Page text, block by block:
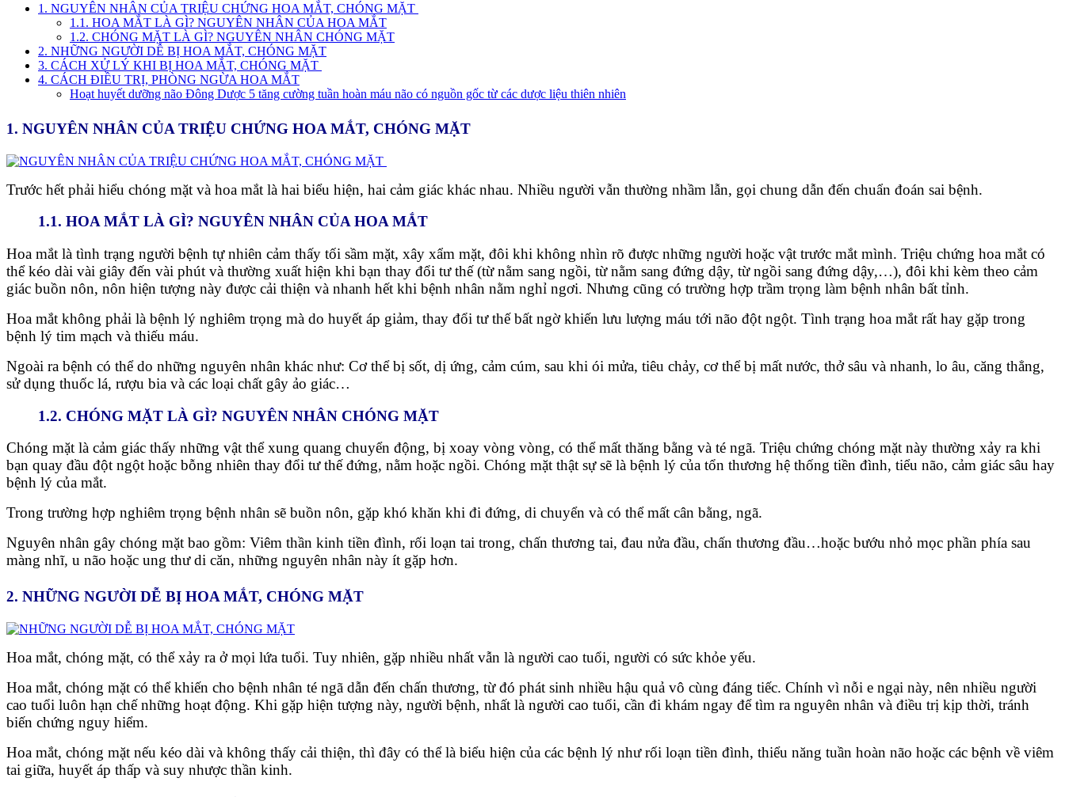
1. NGUYÊN NHÂN CỦA TRIỆU CHỨNG HOA MẮT, CHÓNG MẶT
1.1. HOA MẮT LÀ GÌ? NGUYÊN NHÂN CỦA HOA MẮT
1.2. CHÓNG MẶT LÀ GÌ? NGUYÊN NHÂN CHÓNG MẶT
2. NHỮNG NGƯỜI DỄ BỊ HOA MẮT, CHÓNG MẶT
3. CÁCH XỬ LÝ KHI BỊ HOA MẮT, CHÓNG MẶT
4. CÁCH ĐIỀU TRỊ, PHÒNG NGỪA HOA MẮT
Hoạt huyết dưỡng não Đông Dược 5 tăng cường tuần hoàn máu não có nguồn gốc từ các dược liệu thiên nhiên
1. NGUYÊN NHÂN CỦA TRIỆU CHỨNG HOA MẮT, CHÓNG MẶT
Trước hết phải hiểu chóng mặt và hoa mắt là hai biểu hiện, hai cảm giác khác nhau. Nhiều người vẫn thường nhầm lẫn, gọi chung dẫn đến chuẩn đoán sai bệnh.
1.1. HOA MẮT LÀ GÌ? NGUYÊN NHÂN CỦA HOA MẮT
Hoa mắt là tình trạng người bệnh tự nhiên cảm thấy tối sầm mặt, xây xẩm mặt, đôi khi không nhìn rõ được những người hoặc vật trước mắt mình. Triệu chứng hoa mắt có
thể kéo dài vài giây đến vài phút và thường xuất hiện khi bạn thay đổi tư thế (từ nằm sang ngồi, từ nằm sang đứng dậy, từ ngồi sang đứng dậy,…), đôi khi kèm theo cảm
giác buồn nôn, nôn hiện tượng này được cải thiện và nhanh hết khi bệnh nhân nằm nghỉ ngơi. Nhưng cũng có trường hợp trầm trọng làm bệnh nhân bất tỉnh.
Hoa mắt không phải là bệnh lý nghiêm trọng mà do huyết áp giảm, thay đổi tư thế bất ngờ khiến lưu lượng máu tới não đột ngột. Tình trạng hoa mắt rất hay gặp trong
bệnh lý tim mạch và thiếu máu.
Ngoài ra bệnh có thể do những nguyên nhân khác như: Cơ thể bị sốt, dị ứng, cảm cúm, sau khi ói mửa, tiêu chảy, cơ thể bị mất nước, thở sâu và nhanh, lo âu, căng thẳng,
sử dụng thuốc lá, rượu bia và các loại chất gây ảo giác…
1.2. CHÓNG MẶT LÀ GÌ? NGUYÊN NHÂN CHÓNG MẶT
Chóng mặt là cảm giác thấy những vật thể xung quang chuyển động, bị xoay vòng vòng, có thể mất thăng bằng và té ngã. Triệu chứng chóng mặt này thường xảy ra khi
bạn quay đầu đột ngột hoặc bỗng nhiên thay đổi tư thế đứng, nằm hoặc ngồi. Chóng mặt thật sự sẽ là bệnh lý của tổn thương hệ thống tiền đình, tiểu não, cảm giác sâu hay
bệnh lý của mắt.
Trong trường hợp nghiêm trọng bệnh nhân sẽ buồn nôn, gặp khó khăn khi đi đứng, di chuyển và có thể mất cân bằng, ngã.
Nguyên nhân gây chóng mặt bao gồm: Viêm thần kinh tiền đình, rối loạn tai trong, chấn thương tai, đau nửa đầu, chấn thương đầu…hoặc bướu nhỏ mọc phần phía sau
màng nhĩ, u não hoặc ung thư di căn, những nguyên nhân này ít gặp hơn.
2. NHỮNG NGƯỜI DỄ BỊ HOA MẮT, CHÓNG MẶT
Hoa mắt, chóng mặt, có thể xảy ra ở mọi lứa tuổi. Tuy nhiên, gặp nhiều nhất vẫn là người cao tuổi, người có sức khỏe yếu.
Hoa mắt, chóng mặt có thể khiến cho bệnh nhân té ngã dẫn đến chấn thương, từ đó phát sinh nhiều hậu quả vô cùng đáng tiếc. Chính vì nỗi e ngại này, nên nhiều người
cao tuổi luôn hạn chế những hoạt động. Khi gặp hiện tượng này, người bệnh, nhất là người cao tuổi, cần đi khám ngay để tìm ra nguyên nhân và điều trị kịp thời, tránh
biến chứng nguy hiểm.
Hoa mắt, chóng mặt nếu kéo dài và không thấy cải thiện, thì đây có thể là biểu hiện của các bệnh lý như rối loạn tiền đình, thiểu năng tuần hoàn não hoặc các bệnh về viêm
tai giữa, huyết áp thấp và suy nhược thần kinh.